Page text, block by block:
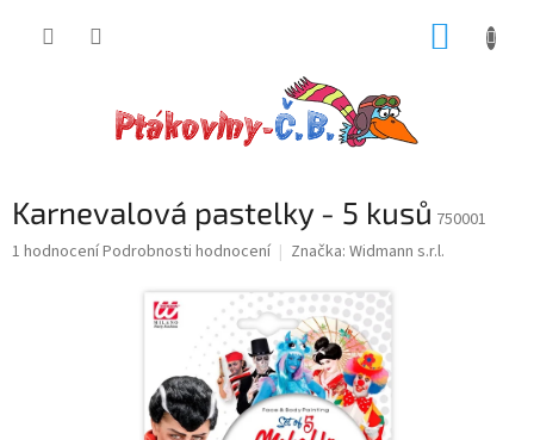
o
s
t
Karnevalová pastelky - 5 kusů 750001
Průměrné
1 hodnoceníPodrobnosti hodnocení Značka: Widmann s.r.l.